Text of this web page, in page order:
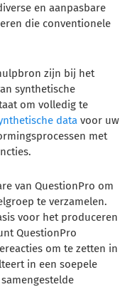
en aanpasbare
die conventionele
zijn bij het
synthetische
om volledig te
data voor uw
met
van QuestionPro om
te verzamelen.
voor het produceren
QuestionPro
om te zetten in
in een soepele